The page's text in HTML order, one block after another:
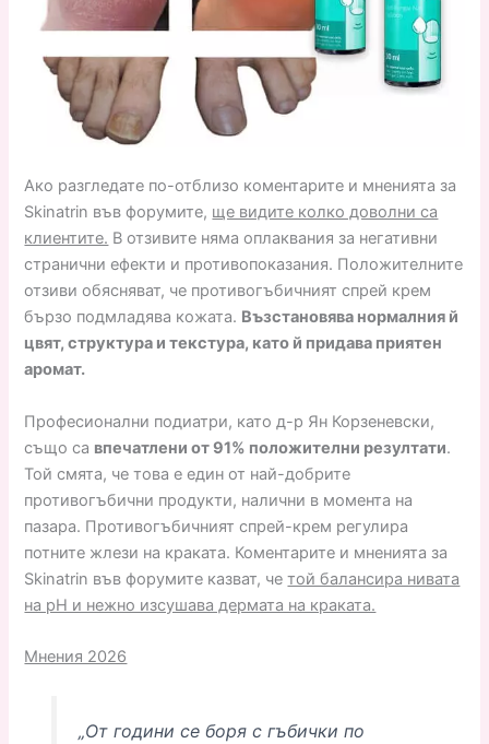
Ако разгледате по-отблизо коментарите и мненията за
Skinatrin във форумите, ще видите колко доволни са
клиентите. В отзивите няма оплаквания за негативни
странични ефекти и противопоказания. Положителните
отзиви обясняват, че противогъбичният спрей крем
бързо подмладява кожата. Възстановява нормалния й
цвят, структура и текстура, като й придава приятен
аромат.
Професионални подиатри, като д-р Ян Корзеневски,
също са впечатлени от 91% положителни резултати.
Той смята, че това е един от най-добрите
противогъбични продукти, налични в момента на
пазара. Противогъбичният спрей-крем регулира
потните жлези на краката. Коментарите и мненията за
Skinatrin във форумите казват, четой балансира нивата
на pH и нежно изсушава дермата на краката.
Мнения 2026
„От години се боря с гъбички по